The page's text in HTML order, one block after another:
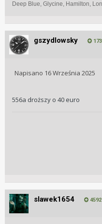
Deep Blue, Glycine, Hamilton,
gszydlowsky
Napisano 16 Września 2025
556a droższy o 40 euro
slawek1654 4592